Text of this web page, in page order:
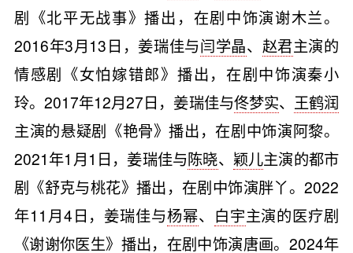
剧《北平无战事》播出，在剧中饰演谢木兰。
2016年3月13日，姜瑞佳与闫学晶、 赵君主演的
情感剧《女怕嫁错郎》播出，在剧中饰演秦小
玲。2017年12月27日，姜瑞佳与佟梦实、 王鹤润
主演的悬疑剧《艳骨》播出，在剧中饰演阿黎。
2021年1月1日，姜瑞佳与陈晓、 颖儿主演的都市
剧《舒克与桃花》播出，在剧中饰演胖丫。2022
年11月4日，姜瑞佳与杨幂、 白宇主演的医疗剧
《谢谢你医生》播出，在剧中饰演唐画。2024年